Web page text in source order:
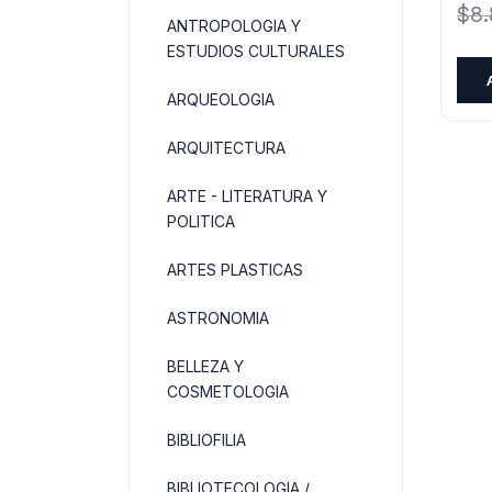
ANTROPOLOGIA Y
ESTUDIOS CULTURALES
ARQUEOLOGIA
ARQUITECTURA
ARTE - LITERATURA Y
POLITICA
ARTES PLASTICAS
ASTRONOMIA
BELLEZA Y
COSMETOLOGIA
BIBLIOFILIA
BIBLIOTECOLOGIA /
$